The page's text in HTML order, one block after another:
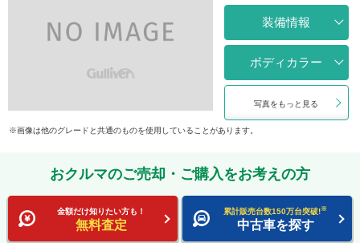
装備情報
ボディカラー
写真をもっと見る
画像は他のグレードと共通のものを使用していることがあります。
おクルマのご売却・ご購入をお考えの方
金額だけ知りたい方も！
無料査定
累計販売台数150万台突破!※
中古車を探す